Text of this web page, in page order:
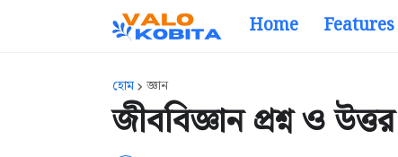
Home Features
হোম জ্ঞান
জীববিজ্ঞান প্রশ্ন ও